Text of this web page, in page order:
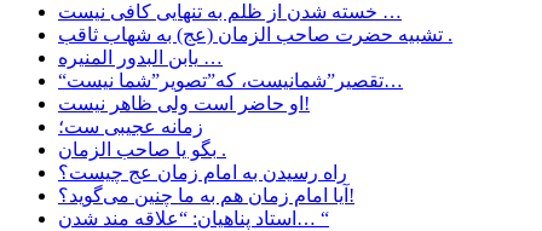
خسته شدن از ظلم به تنهایی کافی نیست …
تشبیه حضرت صاحب الزمان (عج) به شهاب ثاقب .
یابن البدور المنیره …
“تقصیر”شمانیست، که”تصویر”شما نیست…
او حاضر است ولی ظاهر نیست!
زمانه عجیبی ست؛
بگو یا صاحب الزمان .
راه رسیدن به امام زمان عج چیست؟
آیا امام زمان هم به ما چنین می‌گوید؟!
استاد پناهیان: “علاقه مند شدن… “